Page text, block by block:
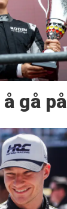
gå på